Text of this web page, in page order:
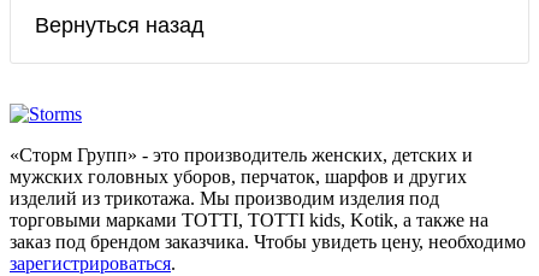
«Сторм Групп» - это производитель женских, детских и
мужских головных уборов, перчаток, шарфов и других
изделий из трикотажа. Мы производим изделия под
торговыми марками TOTTI, TOTTI kids, Kotik, а также на
заказ под брендом заказчика. Чтобы увидеть цену, необходимо
зарегистрироваться.